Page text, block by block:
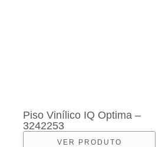
Piso Vinílico IQ Optima –
3242253
VER PRODUTO